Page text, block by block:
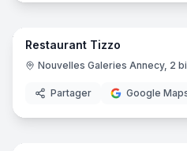
Restaurant Tizzo
Partager Google